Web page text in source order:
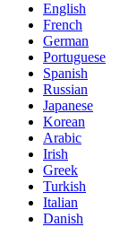
English
French
German
Portuguese
Spanish
Russian
Japanese
Korean
Arabic
Irish
Greek
Turkish
Italian
Danish